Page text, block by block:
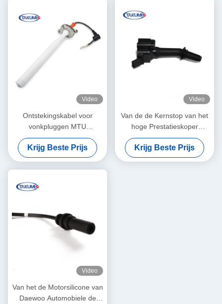
Video
Ontstekingskabel voor
vonkpluggen MTU
X52404500034 ZNG1537A
Voor motoronderdelen van
MTU 4000
Krijg Beste Prijs
Video
Van de de Kernstop van het
hoge Prestatieskoper
Draden 96450249
weerstaan Hoge druk
Krijg Beste Prijs
Video
Van het de Motorsilicone van
Daewoo Automobiele de